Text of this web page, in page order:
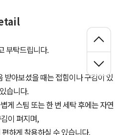
부탁드립니다.
받아보셨을 때는 접힘이나 구김이 있
습니다.
게 스팀 또는 한 번 세탁 후에는 자연
이 펴지며,
하게 착용하실 수 있습니다.